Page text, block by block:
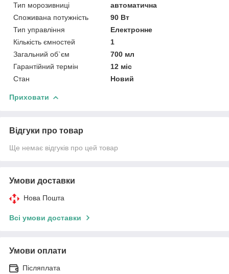
Тип морозивниці
автоматична
Споживана потужність
90 Вт
Тип управління
Електронне
Кількість ємностей
1
Загальний об`єм
700 мл
Гарантійний термін
12 міс
Стан
Новий
Приховати
Відгуки про товар
Ще немає відгуків про цей товар
Умови доставки
Нова Пошта
Всі умови доставки
Умови оплати
Післяплата